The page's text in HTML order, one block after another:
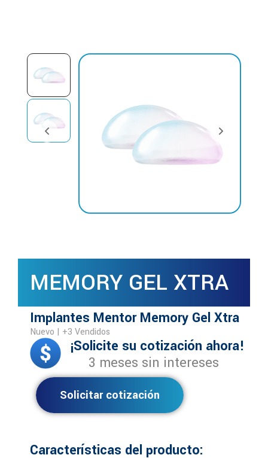
MEMORY GEL XTRA
Implantes Mentor Memory Gel Xtra
Nuevo | +3 Vendidos
¡Solicite su cotización ahora!
3 meses sin intereses
Solicitar cotización
Características del producto: